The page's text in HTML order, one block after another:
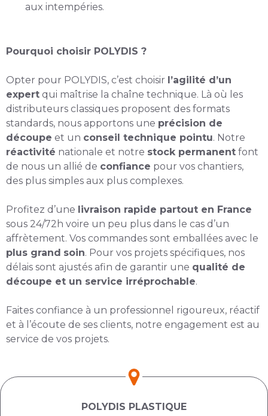
aux intempéries.
Pourquoi choisir POLYDIS ?
Opter pour POLYDIS, c’est choisir l’agilité d’un
expert qui maîtrise la chaîne technique. Là où les
distributeurs classiques proposent des formats
standards, nous apportons une précision de
découpe et un conseil technique pointu. Notre
réactivité nationale et notre stock permanent font
de nous un allié de confiance pour vos chantiers,
des plus simples aux plus complexes.
Profitez d’une livraison rapide partout en France
sous 24/72h voire un peu plus dans le cas d’un
affrètement. Vos commandes sont emballées avec le
plus grand soin. Pour vos projets spécifiques, nos
délais sont ajustés afin de garantir une qualité de
découpe et un service irréprochable.
Faites confiance à un professionnel rigoureux, réactif
et à l’écoute de ses clients, notre engagement est au
service de vos projets.
POLYDIS PLASTIQUE